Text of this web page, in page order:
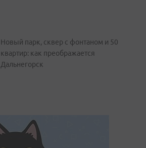
Новый парк, сквер с фонтаном и 50
квартир: как преображается
Дальнегорск